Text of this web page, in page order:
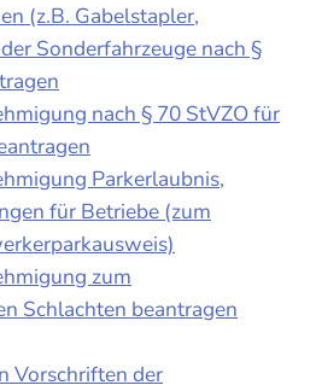
(z.B. Gabelstapler,
Sonderfahrzeuge nach §
nach § 70 StVZO für
Parkerlaubnis,
für Betriebe (zum
zum
Schlachten beantragen
Vorschriften der